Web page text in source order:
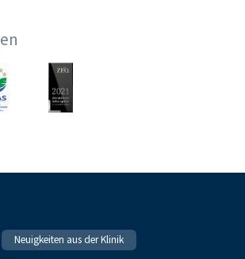
Neuigkeiten aus der Klinik